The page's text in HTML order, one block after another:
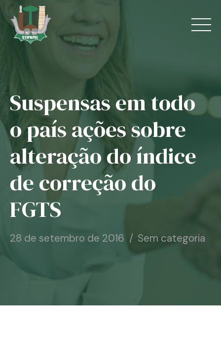
Skip
content
Home
O Sindicato
Jurídico
Convênios
Guias
Contato
Suspensas em todo
o país ações sobre
alteração do índice
de correção do
FGTS
28 de setembro de 2016 Sem categoria